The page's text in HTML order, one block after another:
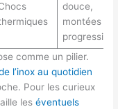
douce,
montées
comme un pilier.
l’inox au quotidien
Pour les curieux
leséventuels